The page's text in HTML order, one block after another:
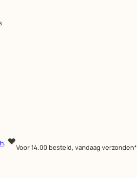
. Voor 14.00 besteld, vandaag verzonden*